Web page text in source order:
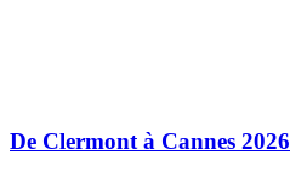
De Clermont à Cannes 2026